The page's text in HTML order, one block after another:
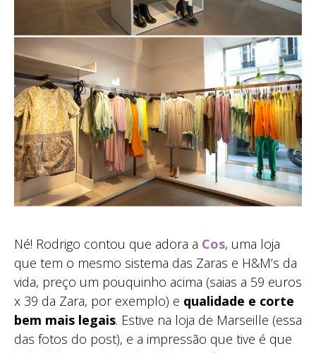
Né! Rodrigo contou que adora a Cos, uma loja
que tem o mesmo sistema das Zaras e H&M’s da
vida, preço um pouquinho acima (saias a 59 euros
x 39 da Zara, por exemplo) e qualidade e corte
bem mais legais. Estive na loja de Marseille (essa
das fotos do post), e a impressão que tive é que